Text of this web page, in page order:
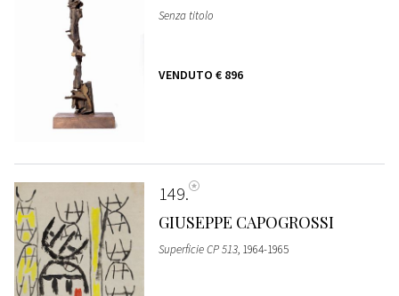
Senza titolo
VENDUTO € 896
149
GIUSEPPE CAPOGROSSI
Superficie CP 513, 1964-1965